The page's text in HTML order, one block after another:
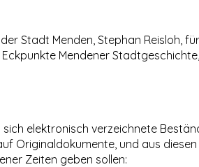
Stadt Menden, Stephan Reisloh,
Mendener
sich elektronisch verzeichnete
Originaldokumente, und aus
Zeiten geben sollen: